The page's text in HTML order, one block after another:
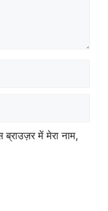
में मेरा नाम,